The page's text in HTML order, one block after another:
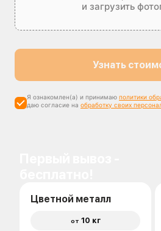
и загрузить
Узнать
Я ознакомлен(а) и принимаю политики
даю согласие на обработку своих
Цветной металл
от 10 кг